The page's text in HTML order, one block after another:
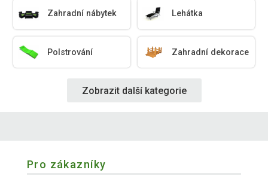
Zahradní nábytek Lehátka
Polstrování Zahradní dekorace
Zobrazit další kategorie
Pro zákazníky